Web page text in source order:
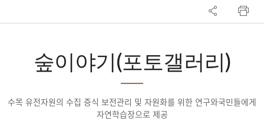
숲이야기(포토갤러리)
수목 유전자원의 수집 증식 보전관리 및 자원화를 위한 연구와국민들에게
자연학습장으로 제공